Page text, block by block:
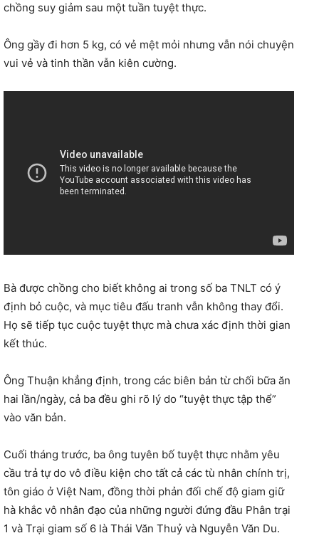
chồng suy giảm sau một tuần tuyệt thực.
Ông gầy đi hơn 5 kg, có vẻ mệt mỏi nhưng vẫn nói chuyện
vui vẻ và tinh thần vẫn kiên cường.
Bà được chồng cho biết không ai trong số ba TNLT có ý
định bỏ cuộc, và mục tiêu đấu tranh vẫn không thay đổi.
Họ sẽ tiếp tục cuộc tuyệt thực mà chưa xác định thời gian
kết thúc.
Ông Thuận khẳng định, trong các biên bản từ chối bữa ăn
hai lần/ngày, cả ba đều ghi rõ lý do “tuyệt thực tập thể”
vào văn bản.
Cuối tháng trước, ba ông tuyên bố tuyệt thực nhằm yêu
cầu trả tự do vô điều kiện cho tất cả các tù nhân chính trị,
tôn giáo ở Việt Nam, đồng thời phản đối chế độ giam giữ
hà khắc vô nhân đạo của những người đứng đầu Phân trại
1 và Trại giam số 6 là Thái Văn Thuỷ và Nguyễn Văn Du.